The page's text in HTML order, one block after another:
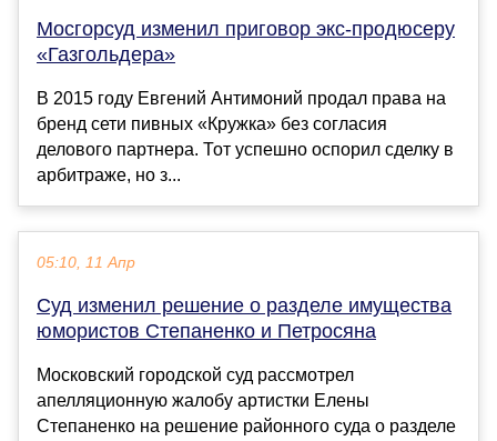
Мосгорсуд изменил приговор экс-продюсеру
«Газгольдера»
В 2015 году Евгений Антимоний продал права на
бренд сети пивных «Кружка» без согласия
делового партнера. Тот успешно оспорил сделку в
арбитраже, но з...
05:10, 11 Апр
Суд изменил решение о разделе имущества
юмористов Степаненко и Петросяна
Московский городской суд рассмотрел
апелляционную жалобу артистки Елены
Степаненко на решение районного суда о разделе